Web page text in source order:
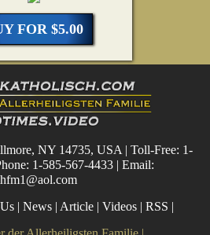
FOR $5.00
NY 14735, USA | Toll-Free: 1-
1-585-567-4433 | Email:
| News| Article| Videos| RSS |